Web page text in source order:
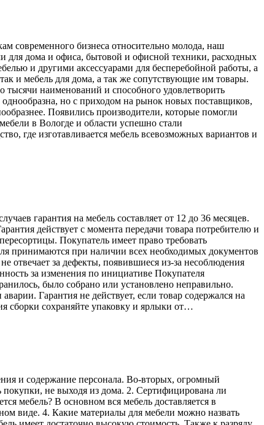
современного бизнеса относительно молода, наш
для дома и офиса, бытовой и офисной техники, расходных
и другими аксессуарами для бесперебойной работы, а
и мебель для дома, а так же сопутствующие им товары.
наименований и способного удовлетворить
однообразна, но с приходом на рынок новых поставщиков,
Появились производители, которые помогли
в Вологде и области успешно стали
где изготавливается мебель всевозможных вариантов и
гарантия на мебель составляет от 12 до 36 месяцев.
действует с момента передачи товара потребителю и
Покупатель имеет право требовать
принимаются при наличии всех необходимых документов
отвечает за дефекты, появившиеся из-за несоблюдения
за изменения по инициативе Покупателя
было собрано или установлено неправильно.
Гарантия не действует, если товар содержался на
сборки сохраняйте упаковку и ярлыки от…
и содержание персонала. Во-вторых, огромный
покупки, не выходя из дома. 2. Сертифицирована ли
мебель? В основном вся мебель доставляется в
виде. 4. Какие материалы для мебели можно назвать